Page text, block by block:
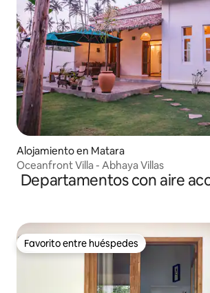
Alojamiento en Matara
Oceanfront Villa - Abhaya Villas
Departamentos con aire
Favorito entre huéspedes
Favorito entre huéspedes